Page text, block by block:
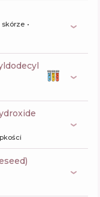
skórze